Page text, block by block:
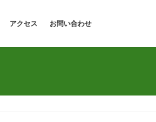
アクセス お問い合わせ